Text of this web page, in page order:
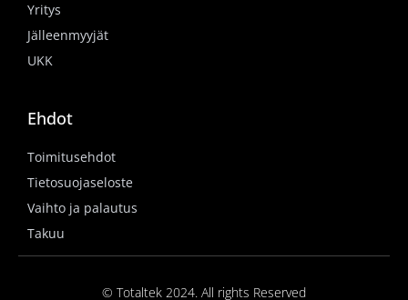
Yritys
Jälleenmyyjät
UKK
Ehdot
Toimitusehdot
Tietosuojaseloste
Vaihto ja palautus
Takuu
© Totaltek 2024. All rights Reserved